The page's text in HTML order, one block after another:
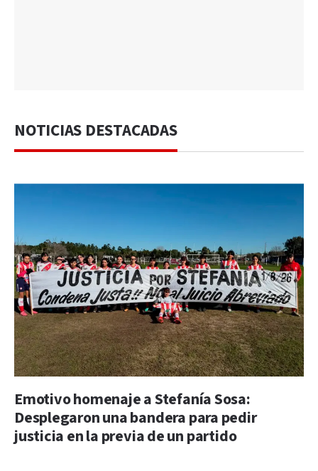
NOTICIAS DESTACADAS
Emotivo homenaje a Stefanía Sosa:
Desplegaron una bandera para pedir
justicia en la previa de un partido